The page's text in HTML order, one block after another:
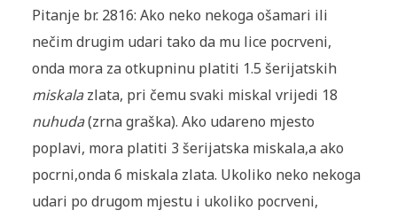
Pitanje br. 2816: Ako neko nekoga ošamari ili
nečim drugim udari tako da mu lice pocrveni,
onda mora za otkupninu platiti 1.5 šerijatskih
miskalazlata, pri čemu svaki miskal vrijedi 18
nuhuda(zrna graška). Ako udareno mjesto
poplavi, mora platiti 3 šerijatska miskala,a ako
pocrni,onda 6 miskala zlata. Ukoliko neko nekoga
udari po drugom mjestu i ukoliko pocrveni,